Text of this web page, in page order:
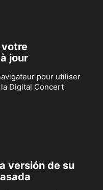
votre
jour
pour utiliser
Digital Concert
versión de su